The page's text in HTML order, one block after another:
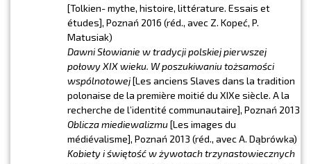
[Tolkien- mythe, histoire, littérature. Essais et
études], Poznań 2016 (réd., avec Z. Kopeć, P.
Matusiak)
Dawni Słowianie w tradycji polskiej pierwszej
połowy XIX wieku. W poszukiwaniu tożsamości
wspólnotowej[Les anciens Slaves dans la tradition
polonaise de la première moitié du XIXe siècle. A la
recherche de l’identité communautaire], Poznań 2013
Oblicza miediewalizmu[Les images du
médiévalisme], Poznań 2013 (réd., avec A. Dąbrówka)
Kobiety i świętość w żywotach trzynastowiecznych